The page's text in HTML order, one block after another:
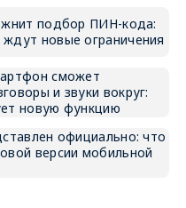
подбор ПИН-кода:
новые ограничения
сможет
и звуки вокруг:
новую функцию
официально: что
версии мобильной